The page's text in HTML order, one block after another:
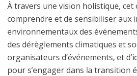
À travers une vision holistique,
comprendre et de sensibiliser aux
environnementaux des
des dérèglements climatiques et
organisateurs d’événements, et
pour s’engager dans la transition